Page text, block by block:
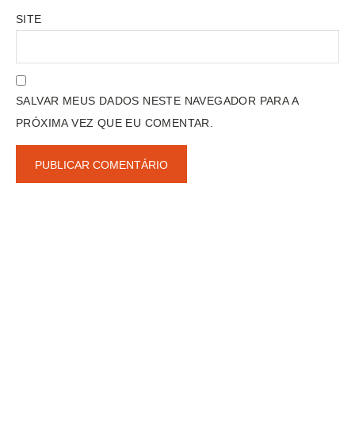
SITE
SALVAR MEUS DADOS NESTE NAVEGADOR PARA A
PRÓXIMA VEZ QUE EU COMENTAR.